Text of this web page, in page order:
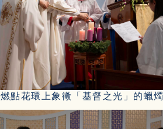
燃點花環上象徵「基督之光」的蠟燭